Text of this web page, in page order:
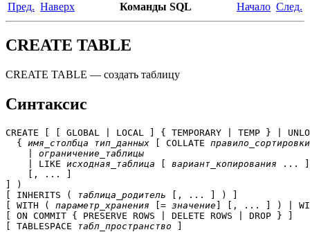
Пред. Наверх Команды SQL Начало След.
CREATE TABLE
CREATE TABLE — создать таблицу
Синтаксис
CREATE [ [ GLOBAL | LOCAL ] { TEMPORARY | TEMP } |
  {
имя_столбца тип_данных [ COLLATE правило_сортировки
ограничение_таблицы
    | LIKE
исходная_таблица [ вариант_копирования ...
    [, ... ]
] )
[ INHERITS (
таблица_родитель [, ... ] ) ]
[ WITH ( параметр_хранения [= значение] [, ... ] ) | WITH
[ ON COMMIT { PRESERVE ROWS | DELETE ROWS | DROP } ]
[ TABLESPACE
табл_пространство ]